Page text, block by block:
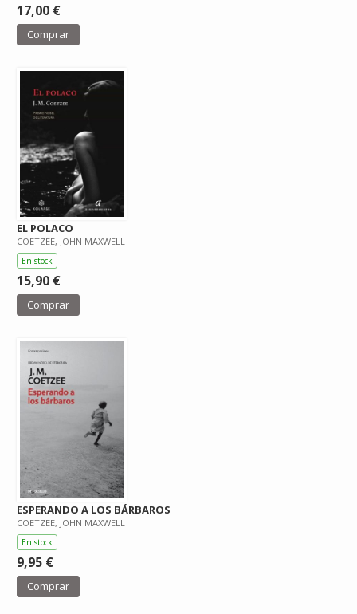
17,00 €
Comprar
EL POLACO
COETZEE, JOHN MAXWELL
En stock
15,90 €
Comprar
ESPERANDO A LOS BÁRBAROS
COETZEE, JOHN MAXWELL
En stock
9,95 €
Comprar